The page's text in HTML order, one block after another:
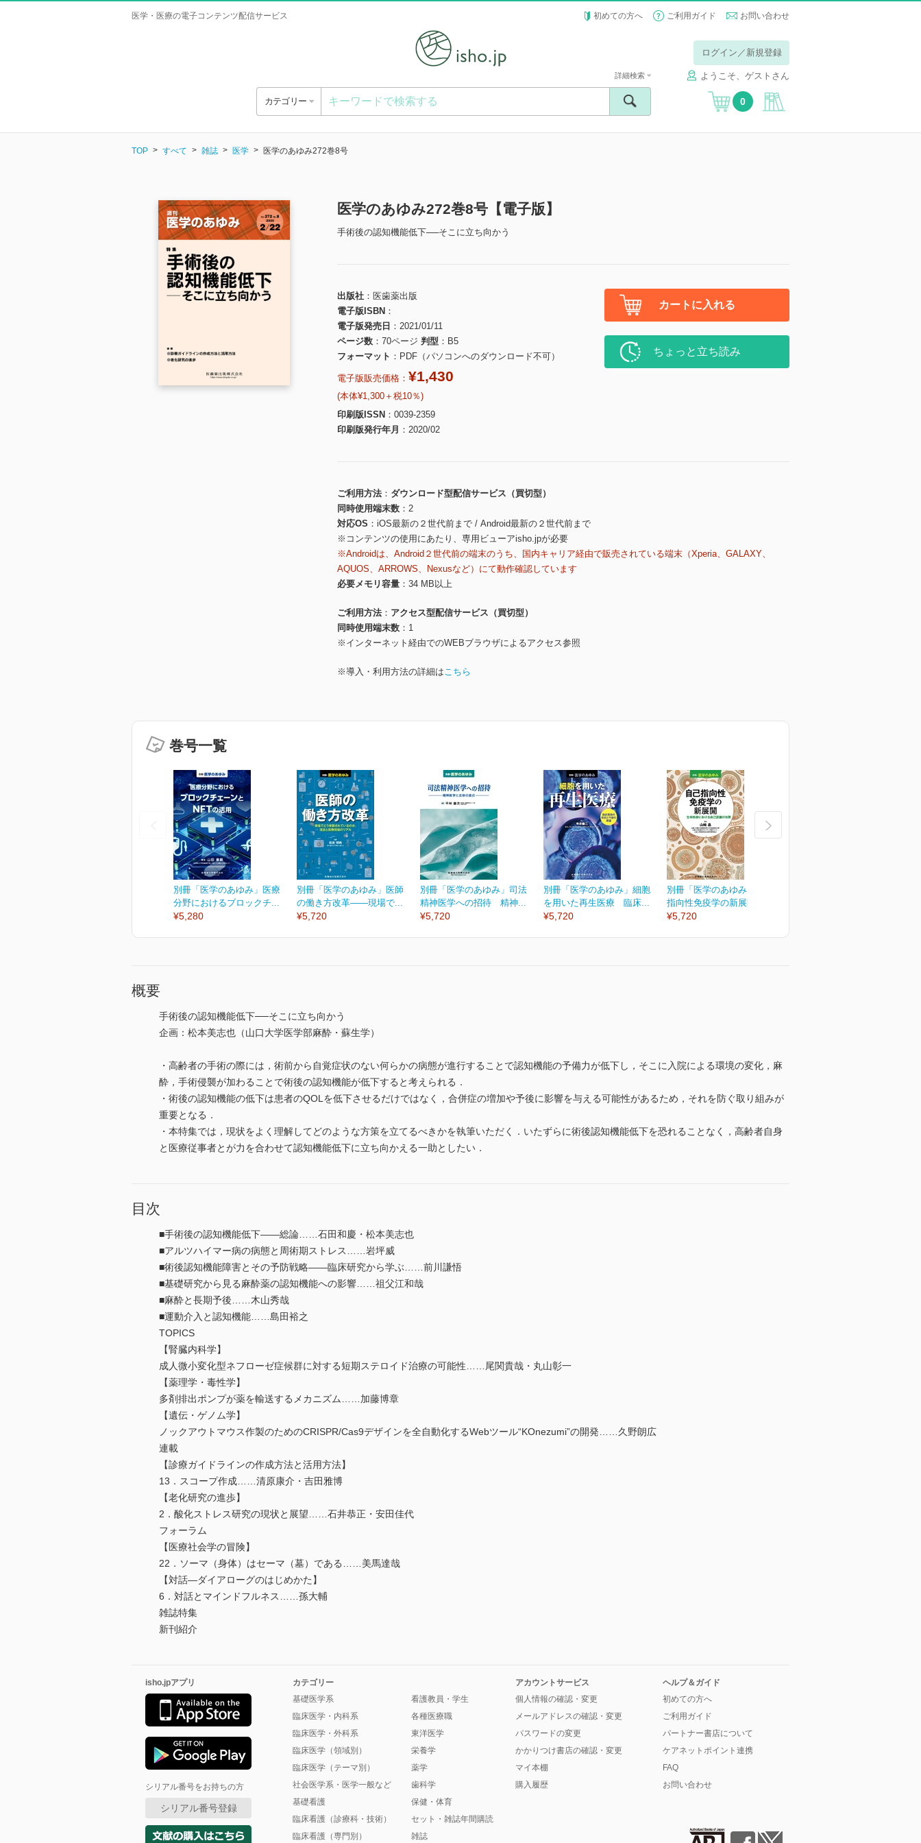
医学・医療の電子コンテンツ配信サービス 初めての方へ ご利用ガイド お問い合わせ
ログイン／新規登録
ようこそ、ゲストさん
カテゴリー
詳細検索
0
TOP すべて 雑誌 医学 医学のあゆみ272巻8号
医学のあゆみ272巻8号【電子版】
手術後の認知機能低下──そこに立ち向かう
出版社
医歯薬出版
電子版ISBN
電子版発売日
2021/01/11
ページ数
70ページ 判型
B5
フォーマット
PDF（パソコンへのダウンロード不可）
電子版販売価格： ¥1,430
(本体¥1,300＋税10％)
印刷版ISSN
0039-2359
印刷版発行年月
2020/02
カートに入れる
ちょっと立ち読み
ご利用方法
ダウンロード型配信サービス（買切型）
同時使用端末数
2
対応OS
iOS最新の２世代前まで / Android最新の２世代前まで
※コンテンツの使用にあたり、専用ビューアisho.jpが必要
※Androidは、Android２世代前の端末のうち、国内キャリア経由で販売されている端末（Xperia、GALAXY、
AQUOS、ARROWS、Nexusなど）にて動作確認しています
必要メモリ容量
34 MB以上
ご利用方法
アクセス型配信サービス（買切型）
同時使用端末数
1
※インターネット経由でのWEBブラウザによるアクセス参照
※導入・利用方法の詳細はこちら
巻号一覧
別冊「医学のあゆみ」医療
分野におけるブロックチ...
¥5,280
別冊「医学のあゆみ」医師
の働き方改革――現場で...
¥5,720
別冊「医学のあゆみ」司法
精神医学への招待 精神...
¥5,720
別冊「医学のあゆみ」細胞
を用いた再生医療 臨床...
¥5,720
別冊「医学のあゆみ」自己
指向性免疫学の新展開...
¥5,720
概要
手術後の認知機能低下──そこに立ち向かう
企画：松本美志也（山口大学医学部麻酔・蘇生学）
・高齢者の手術の際には，術前から自覚症状のない何らかの病態が進行することで認知機能の予備力が低下し，そこに入院による環境の変化，麻
酔，手術侵襲が加わることで術後の認知機能が低下すると考えられる．
・術後の認知機能の低下は患者のQOLを低下させるだけではなく，合併症の増加や予後に影響を与える可能性があるため，それを防ぐ取り組みが
重要となる．
・本特集では，現状をよく理解してどのような方策を立てるべきかを執筆いただく．いたずらに術後認知機能低下を恐れることなく，高齢者自身
と医療従事者とが力を合わせて認知機能低下に立ち向かえる一助としたい．
目次
■手術後の認知機能低下――総論……石田和慶・松本美志也
■アルツハイマー病の病態と周術期ストレス……岩坪威
■術後認知機能障害とその予防戦略――臨床研究から学ぶ……前川謙悟
■基礎研究から見る麻酔薬の認知機能への影響……祖父江和哉
■麻酔と長期予後……木山秀哉
■運動介入と認知機能……島田裕之
TOPICS
【腎臓内科学】
成人微小変化型ネフローゼ症候群に対する短期ステロイド治療の可能性……尾関貴哉・丸山彰一
【薬理学・毒性学】
多剤排出ポンプが薬を輸送するメカニズム……加藤博章
【遺伝・ゲノム学】
ノックアウトマウス作製のためのCRISPR/Cas9デザインを全自動化するWebツール“KOnezumi”の開発……久野朗広
連載
【診療ガイドラインの作成方法と活用方法】
13．スコープ作成……清原康介・吉田雅博
【老化研究の進歩】
2．酸化ストレス研究の現状と展望……石井恭正・安田佳代
フォーラム
【医療社会学の冒険】
22．ソーマ（身体）はセーマ（墓）である……美馬達哉
【対話―ダイアローグのはじめかた】
6．対話とマインドフルネス……孫大輔
雑誌特集
新刊紹介
isho.jpアプリ
シリアル番号をお持ちの方
シリアル番号登録
カテゴリー
基礎医学系
臨床医学・内科系
臨床医学・外科系
臨床医学（領域別）
臨床医学（テーマ別）
社会医学系・医学一般など
基礎看護
臨床看護（診療科・技術）
臨床看護（専門別）
看護教員・学生
各種医療職
東洋医学
栄養学
薬学
歯科学
保健・体育
セット・雑誌年間購読
雑誌
アカウントサービス
個人情報の確認・変更
メールアドレスの確認・変更
パスワードの変更
かかりつけ書店の確認・変更
マイ本棚
購入履歴
ヘルプ＆ガイド
初めての方へ
ご利用ガイド
パートナー書店について
ケアネットポイント連携
FAQ
お問い合わせ